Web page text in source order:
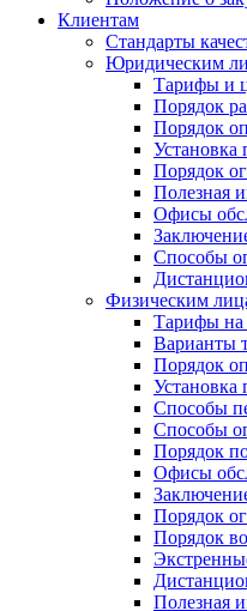
Клиентам
Стандарты
Юридическим
Тарифы и
Порядок
Порядок
Установка
Порядок
Полезная
Офисы
Способы
Физическим
Тарифы на
Варианты
Порядок
Установка
Способы
Способы
Порядок
Офисы
Порядок
Порядок
Полезная